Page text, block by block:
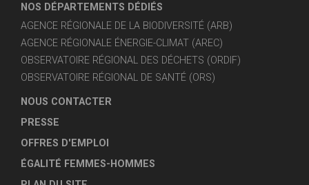
NOS DÉPARTEMENTS DÉDIÉS
AGENCE RÉGIONALE DE LA BIODIVERSITÉ (ARB)
AGENCE RÉGIONALE ÉNERGIE-CLIMAT (AREC)
OBSERVATOIRE RÉGIONAL DES DÉCHETS (ORDIF)
OBSERVATOIRE RÉGIONAL DE SANTÉ (ORS)
NOUS CONTACTER
PRESSE
OFFRES D'EMPLOI
ÉGALITÉ FEMMES-HOMMES